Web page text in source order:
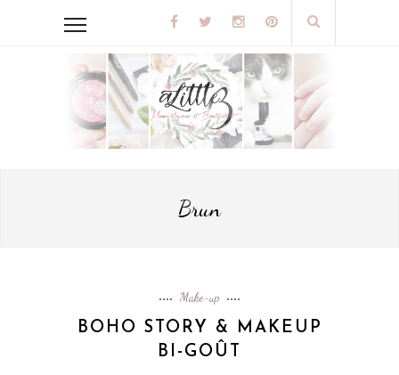
Brun
Make-up
BOHO STORY & MAKEUP
BI-GOÛT